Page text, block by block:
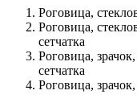
Роговица,
Роговица,
сетчатка
Роговица,
сетчатка
Роговица,